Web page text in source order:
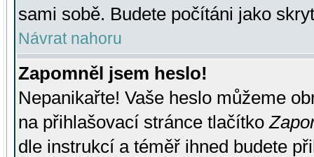
sami sobě. Budete počítáni jako
Návrat nahoru
Zapomněl jsem heslo!
Nepanikařte! Vaše heslo můžeme
na přihlašovací stránce tlačítko
dle instrukcí a téměř ihned budete